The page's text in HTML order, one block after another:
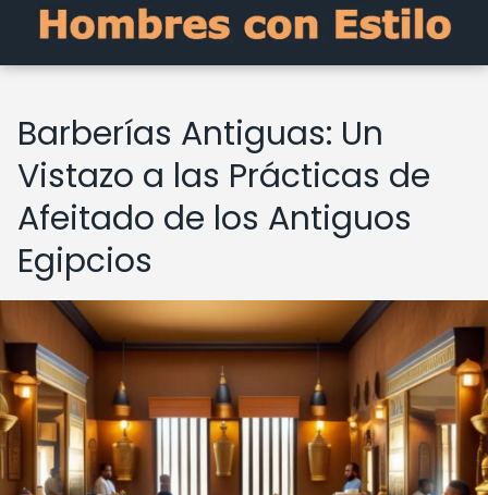
Barberías Antiguas: Un
Vistazo a las Prácticas de
Afeitado de los Antiguos
Egipcios